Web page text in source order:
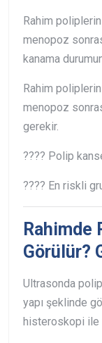
Rahim
menopoz
kanama
Rahim
menopoz
gerekir.
???? Polip
???? En riskli
Rahimde
Görülür?
Ultrasonda
yapı şeklinde
histeroskopi ile